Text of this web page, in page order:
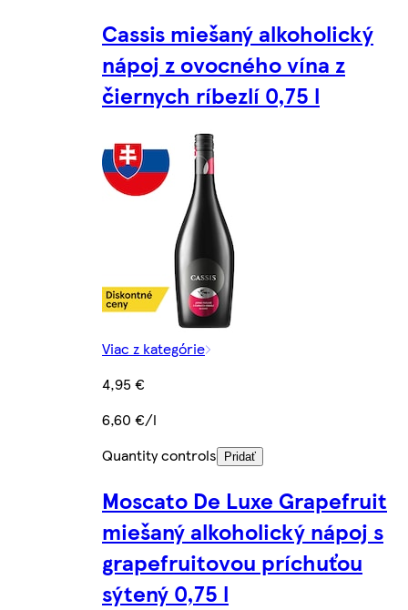
Cassis miešaný alkoholický
nápoj z ovocného vína z
čiernych ríbezlí 0,75 l
Viac z kategórie
4,95 €
6,60 €/l
Quantity controls
Pridať
Moscato De Luxe Grapefruit
miešaný alkoholický nápoj s
grapefruitovou príchuťou
sýtený 0,75 l